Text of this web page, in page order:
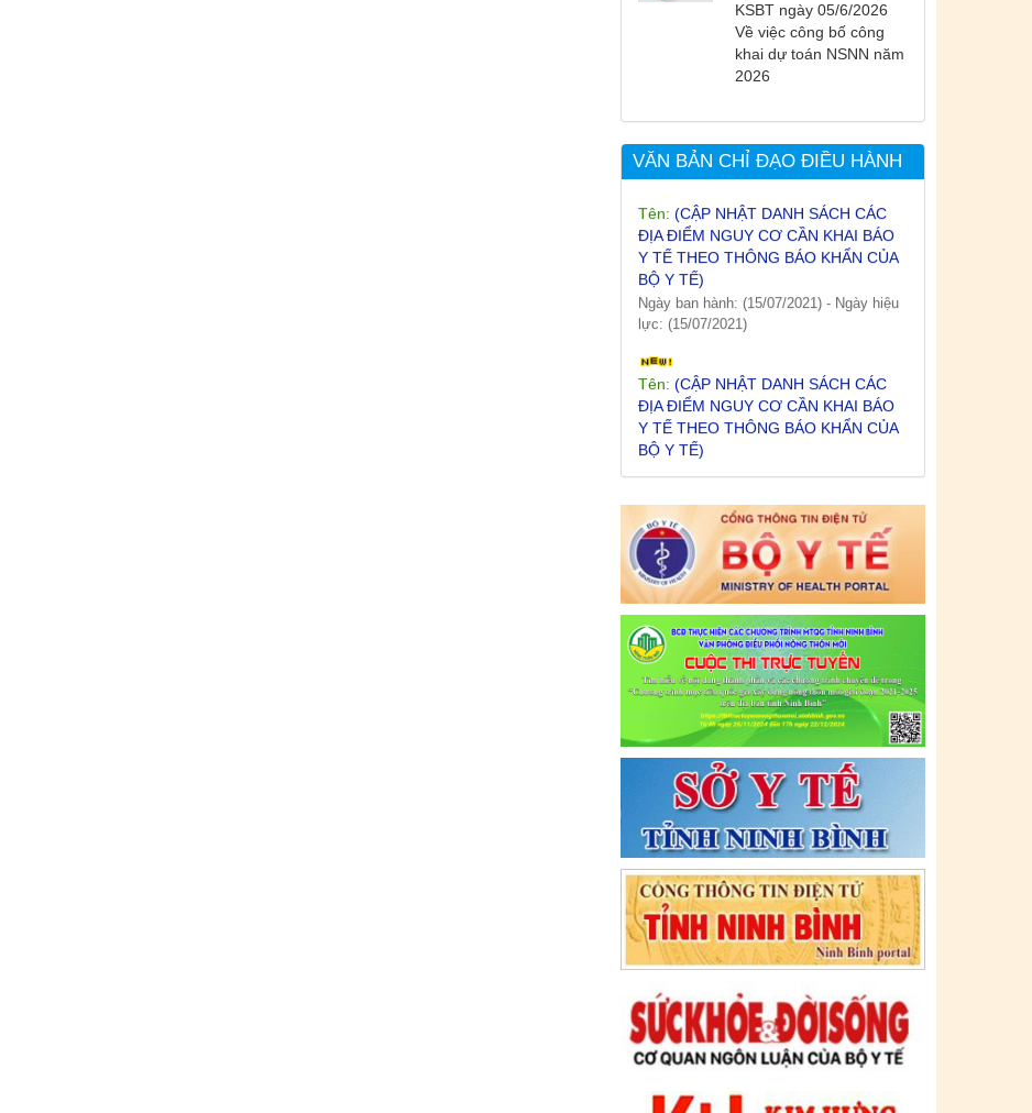
KSBT ngày 05/6/2026
Về việc công bố công
khai dự toán NSNN năm
2026
VĂN BẢN CHỈ ĐẠO ĐIỀU HÀNH
(CẬP NHẬT DANH SÁCH CÁC
ĐỊA ĐIỂM NGUY CƠ CẦN KHAI BÁO
Y TẾ THEO THÔNG BÁO KHẨN CỦA
lực: (19/07/2021)
Tên:(CẬP NHẬT DANH SÁCH CÁC
ĐỊA ĐIỂM NGUY CƠ CẦN KHAI BÁO
Y TẾ THEO THÔNG BÁO KHẨN CỦA
BỘ Y TẾ)
Ngày ban hành: (15/07/2021)
lực: (15/07/2021)
Tên:
ĐỊA ĐIỂM NGUY CƠ CẦN KHAI BÁO
Y TẾ THEO THÔNG BÁO KHẨN CỦA
BỘ Y TẾ)
Ngày ban hành: (12/07/2021)
Tên:(CẬP NHẬT DANH SÁCH CÁC
ĐỊA ĐIỂM NGUY CƠ CẦN KHAI BÁO
Y TẾ THEO THÔNG BÁO KHẨN CỦA
BỘ Y TẾ)
Ngày ban hành: (09/07/2021) -Ngày hiệu
lực: (09/07/2021)
Tên:(CẬP NHẬT DANH SÁCH CÁC
ĐỊA ĐIỂM NGUY CƠ CẦN KHAI BÁO
Y TẾ THEO THÔNG BÁO KHẨN CỦA
BỘ Y TẾ)
Ngày ban hành: (06/07/2021) - Ngày hiệu
lực: (06/07/2021)
Tên:(CẬP NHẬT DANH SÁCH CÁC
ĐỊA ĐIỂM NGUY CƠ CẦN KHAI BÁO
Y TẾ THEO THÔNG BÁO KHẨN CỦA
BỘ Y TẾ)
Ngày ban hành: (02/07/2021) -Ngày hiệu